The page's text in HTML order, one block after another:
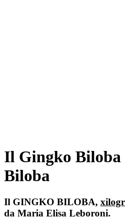
Il Gingko Biloba
Biloba
Il GINGKO BILOBA,
da Maria Elisa Leboroni.